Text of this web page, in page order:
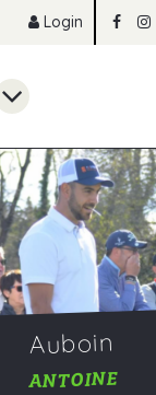
Login
Auboin
ANTOINE